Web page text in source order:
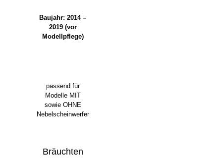
Baujahr: 2014 –
2019 (vor
Modellpflege)
passend für
Modelle MIT
sowie OHNE
Nebelscheinwerfer
Bräuchten